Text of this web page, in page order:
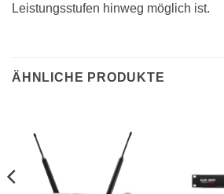
Leistungsstufen hinweg möglich ist.
ÄHNLICHE PRODUKTE